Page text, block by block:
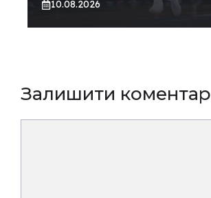
10.08.2026
Залишити коментар